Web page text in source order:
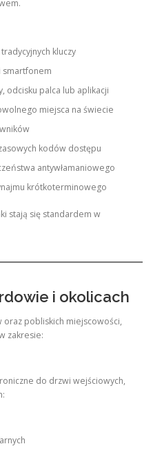
kluczy
smartfonem
odcisku palca lub aplikacji
miejsca na świecie
kodów dostępu
antywłamaniowego
krótkoterminowego
stają się standardem w
i okolicach
oraz pobliskich miejscowości,
zakresie:
do drzwi wejściowych,